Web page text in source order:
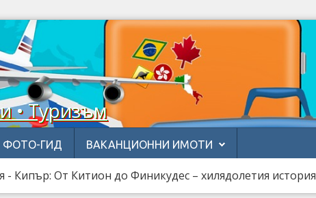
• Туризъм
ФОТО-ГИД ВАКАНЦИОННИ ИМОТИ
Кипър: От Китион до Финикудес – хилядолетия история